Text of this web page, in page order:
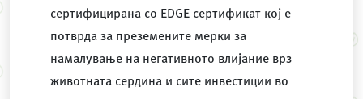
сертифицирана со EDGE сертификат кој е
потврда за преземените мерки за
намалување на негативното влијание врз
животната сердина и сите инвестиции во